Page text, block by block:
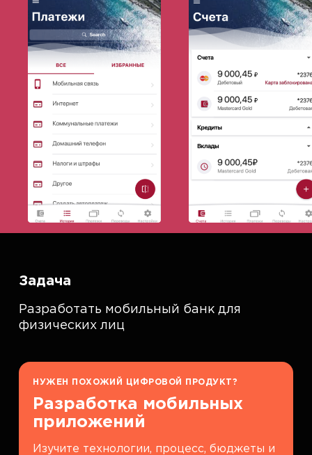
Задача
Разработать мобильный банк для
физических лиц
НУЖЕН ПОХОЖИЙ ЦИФРОВОЙ ПРОДУКТ?
Разработка мобильных
приложений
Изучите технологии, процесс, бюджеты и